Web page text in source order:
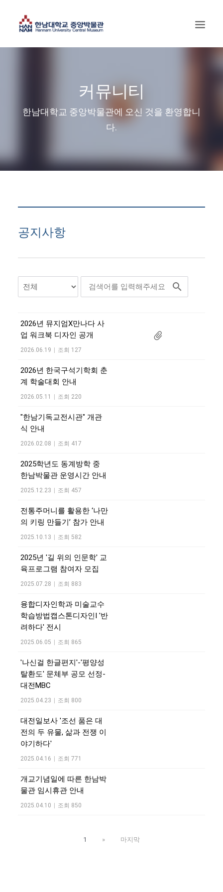
커뮤니티
한남대학교 중앙박물관에 오신 것을 환영합니
다.
공지사항
2026년 뮤지엄X만나다 사
업 워크북 디자인 공개
2026.06.19 조회 127
2026년 한국구석기학회 춘
계 학술대회 안내
2026.05.11 조회 220
"한남기독교전시관" 개관
식 안내
2026.02.08 조회 417
2025학년도 동계방학 중
한남박물관 운영시간 안내
2025.12.23 조회 457
전통주머니를 활용한 ‘나만
의 키링 만들기’ 참가 안내
2025.10.13 조회 582
2025년 '길 위의 인문학' 교
육프로그램 참여자 모집
2025.07.28 조회 883
융합디자인학과 미술교수
학습방법캡스톤디자인I '반
려하다' 전시
2025.06.05 조회 865
'나신걸 한글편지'-'평양성
탈환도' 문체부 공모 선정-
대전MBC
2025.04.23 조회 800
대전일보사 '조선 품은 대
전의 두 유물, 삶과 전쟁 이
야기하다'
2025.04.16 조회 771
개교기념일에 따른 한남박
물관 임시휴관 안내
2025.04.10 조회 850
1 » 마지막